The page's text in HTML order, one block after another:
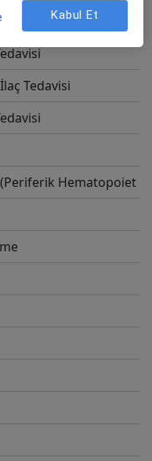
Tedavisi
Hematopoiet
Kabul Et